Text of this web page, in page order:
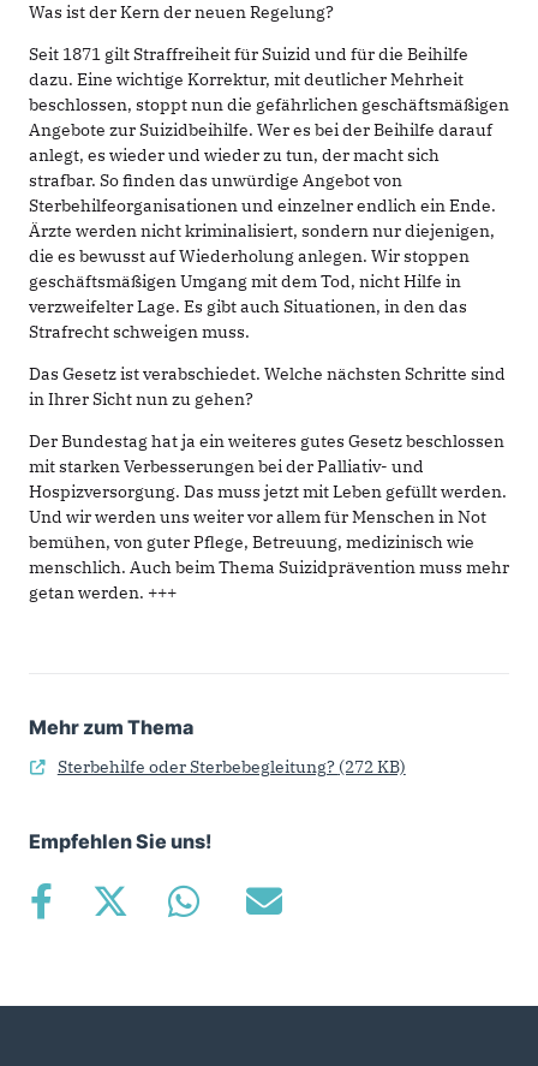
Was ist der Kern der neuen Regelung?
Seit 1871 gilt Straffreiheit für Suizid und für die Beihilfe
dazu. Eine wichtige Korrektur, mit deutlicher Mehrheit
beschlossen, stoppt nun die gefährlichen geschäftsmäßigen
Angebote zur Suizidbeihilfe. Wer es bei der Beihilfe darauf
anlegt, es wieder und wieder zu tun, der macht sich
strafbar. So finden das unwürdige Angebot von
Sterbehilfeorganisationen und einzelner endlich ein Ende.
Ärzte werden nicht kriminalisiert, sondern nur diejenigen,
die es bewusst auf Wiederholung anlegen. Wir stoppen
geschäftsmäßigen Umgang mit dem Tod, nicht Hilfe in
verzweifelter Lage. Es gibt auch Situationen, in den das
Strafrecht schweigen muss.
Das Gesetz ist verabschiedet. Welche nächsten Schritte sind
in Ihrer Sicht nun zu gehen?
Der Bundestag hat ja ein weiteres gutes Gesetz beschlossen
mit starken Verbesserungen bei der Palliativ- und
Hospizversorgung. Das muss jetzt mit Leben gefüllt werden.
Und wir werden uns weiter vor allem für Menschen in Not
bemühen, von guter Pflege, Betreuung, medizinisch wie
menschlich. Auch beim Thema Suizidprävention muss mehr
getan werden. +++
Mehr zum Thema
Sterbehilfe oder Sterbebegleitung? (272 KB)
Empfehlen Sie uns!